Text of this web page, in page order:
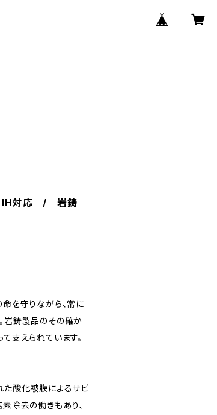
IH対応 / 岩鋳
を守りながら、常に
岩鋳製品のその確か
支えられています。
酸化被膜によるサビ
除去の働きもあり、